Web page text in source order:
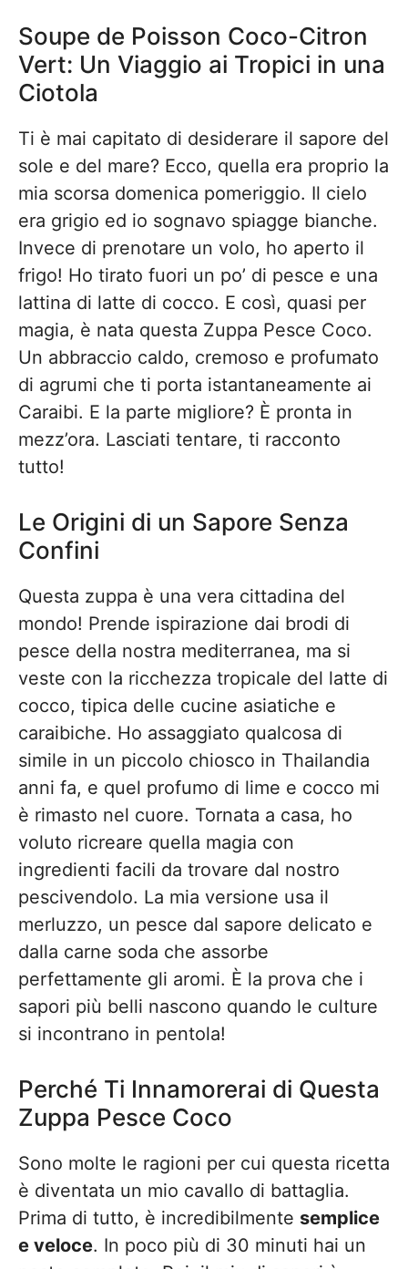
Soupe de Poisson Coco-Citron
Vert: Un Viaggio ai Tropici in una
Ciotola
Ti è mai capitato di desiderare il sapore del
sole e del mare? Ecco, quella era proprio la
mia scorsa domenica pomeriggio. Il cielo
era grigio ed io sognavo spiagge bianche.
Invece di prenotare un volo, ho aperto il
frigo! Ho tirato fuori un po’ di pesce e una
lattina di latte di cocco. E così, quasi per
magia, è nata questa Zuppa Pesce Coco.
Un abbraccio caldo, cremoso e profumato
di agrumi che ti porta istantaneamente ai
Caraibi. E la parte migliore? È pronta in
mezz’ora. Lasciati tentare, ti racconto
tutto!
Le Origini di un Sapore Senza
Confini
Questa zuppa è una vera cittadina del
mondo! Prende ispirazione dai brodi di
pesce della nostra mediterranea, ma si
veste con la ricchezza tropicale del latte di
cocco, tipica delle cucine asiatiche e
caraibiche. Ho assaggiato qualcosa di
simile in un piccolo chiosco in Thailandia
anni fa, e quel profumo di lime e cocco mi
è rimasto nel cuore. Tornata a casa, ho
voluto ricreare quella magia con
ingredienti facili da trovare dal nostro
pescivendolo. La mia versione usa il
merluzzo, un pesce dal sapore delicato e
dalla carne soda che assorbe
perfettamente gli aromi. È la prova che i
sapori più belli nascono quando le culture
si incontrano in pentola!
Perché Ti Innamorerai di Questa
Zuppa Pesce Coco
Sono molte le ragioni per cui questa ricetta
è diventata un mio cavallo di battaglia.
Prima di tutto, è incredibilmente semplice
e veloce. In poco più di 30 minuti hai un